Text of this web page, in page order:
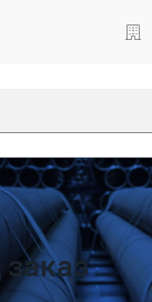
поиск